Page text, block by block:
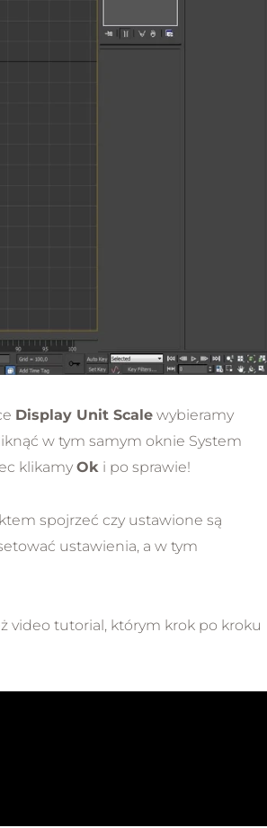
Display Unit Scale wybieramy
w tym samym oknie System
klikamy Ok i po sprawie!
spojrzeć czy ustawione są
ustawienia, a w tym
video tutorial, którym krok po kroku